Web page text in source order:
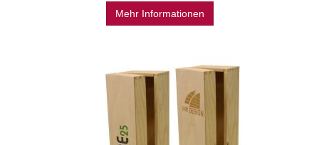
Mehr Informationen